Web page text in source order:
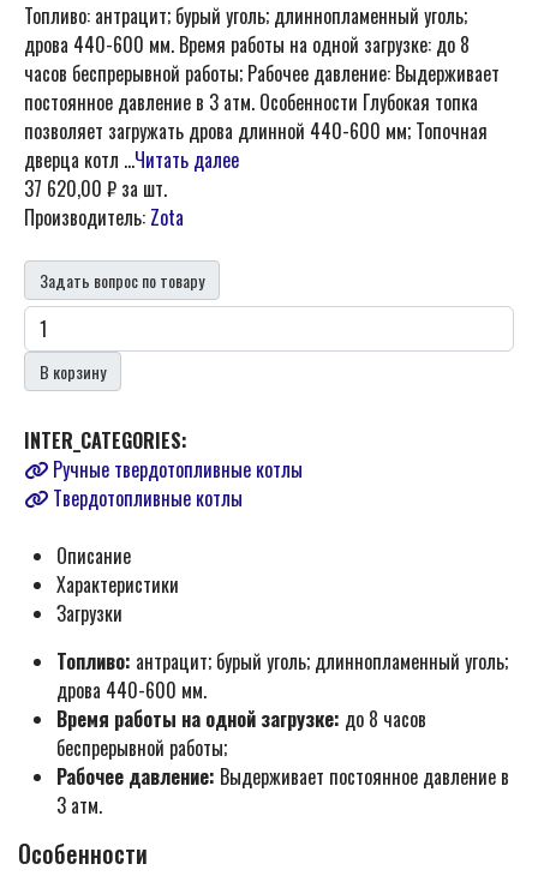
Топливо: антрацит; бурый уголь; длиннопламенный уголь;
дрова 440-600 мм. Время работы на одной загрузке: до 8
часов беспрерывной работы; Рабочее давление: Выдерживает
постоянное давление в 3 атм. Особенности Глубокая топка
позволяет загружать дрова длинной 440-600 мм; Топочная
дверца котл ...Читать далее
37 620,00 ₽ за шт.
Производитель: Zota
Задать вопрос по товару
В корзину
INTER_CATEGORIES:
Ручные твердотопливные котлы
Твердотопливные котлы
Описание
Характеристики
Загрузки
Топливо: антрацит; бурый уголь; длиннопламенный уголь;
дрова 440-600 мм.
Время работы на одной загрузке: до 8 часов
беспрерывной работы;
Рабочее давление: Выдерживает постоянное давление в
3 атм.
Особенности